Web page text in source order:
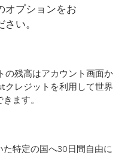
オプションをお
い。
の残高はアカウント画面か
クレジットを利用して世界
ます。
特定の国へ30日間自由に